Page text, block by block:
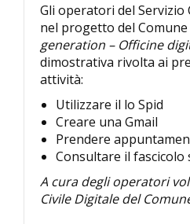
Gli operatori del
nel progetto del
generation – Officine
dimostrativa rivolta ai
attività:
Utilizzare il lo Spid
Creare una Gmail
Prendere
Consultare il fascicolo
A cura degli operatori
Civile Digitale del